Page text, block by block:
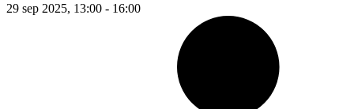
29 sep 2025, 13:00 - 16:00